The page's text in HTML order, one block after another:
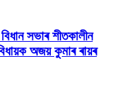
সভাৰ শীতকালীন
অজয় কুমাৰ ৰায়ৰ